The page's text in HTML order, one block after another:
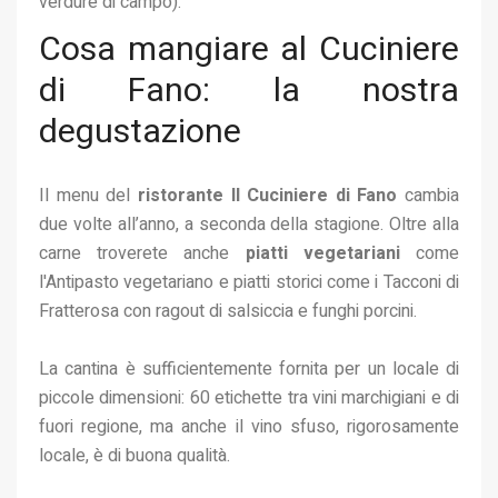
Cosa mangiare al Cuciniere
di Fano: la nostra
degustazione
Il menu del ristorante Il Cuciniere di Fano cambia
due volte all’anno, a seconda della stagione. Oltre alla
carne troverete anche piatti vegetarianicome
l'Antipasto vegetariano e piatti storici come i Tacconi di
Fratterosa con ragout di salsiccia e funghi porcini.
La cantina è sufficientemente fornita per un locale di
piccole dimensioni: 60 etichette tra vini marchigiani e di
fuori regione, ma anche il vino sfuso, rigorosamente
locale, è di buona qualità.